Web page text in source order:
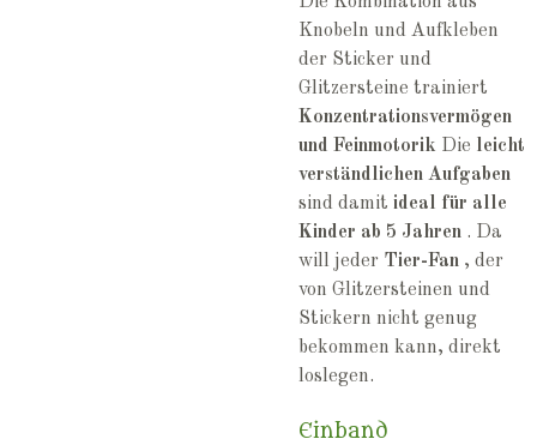
Knobeln und Aufkleben
der Sticker und
Glitzersteine trainiert
Konzentrationsvermögen
und Feinmotorik Die leicht
verständlichen Aufgaben
sind damit ideal für alle
Kinder ab 5 Jahren . Da
will jeder Tier-Fan , der
von Glitzersteinen und
Stickern nicht genug
bekommen kann, direkt
loslegen.
Einband